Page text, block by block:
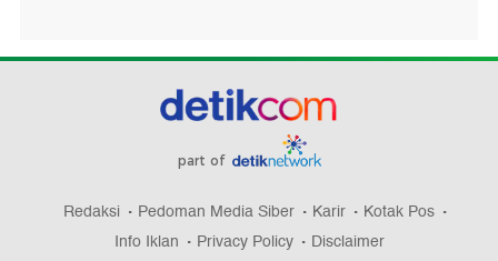
part of
Redaksi Pedoman Media Siber Karir
Kotak Pos
Info Iklan
Privacy Policy Disclaimer